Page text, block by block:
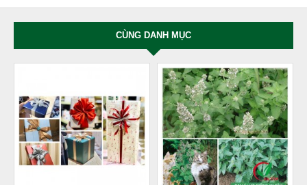
CÙNG DANH MỤC